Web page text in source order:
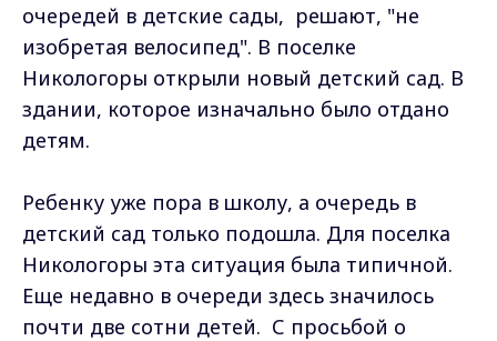
очередей в детские сады, решают, "не
изобретая велосипед". В поселке
Никологоры открыли новый детский сад. В
здании, которое изначально было отдано
детям.
Ребенку уже пора в школу, а очередь в
детский сад только подошла. Для поселка
Никологоры эта ситуация была типичной.
Еще недавно в очереди здесь значилось
почти две сотни детей. С просьбой о